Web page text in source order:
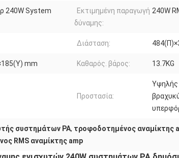
240W System
Εκτιμημένη παραγωγή
δύναμης:
240W
Διάσταση:
mm Καθαρός. βάρος: 13.7KG
Προστασία:
Υψηλής
συστημάτων PA, τροφοδοτημένος αναμίκτης
RMS αναμίκτης amp